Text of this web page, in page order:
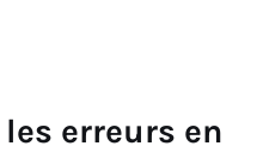
erreurs en